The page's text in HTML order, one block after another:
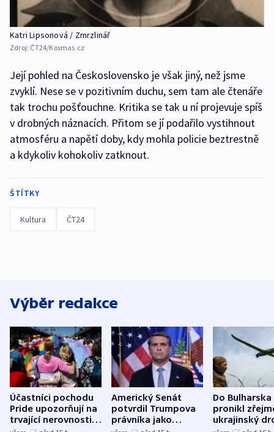
Katri Lipsonová / Zmrzlinář
Zdroj: ČT24/Kosmas.cz
Její pohled na Československo je však jiný, než jsme
zvyklí. Nese se v pozitivním duchu, sem tam ale čtenáře
tak trochu pošťouchne. Kritika se tak u ní projevuje spíš
v drobných náznacích. Přitom se jí podařilo vystihnout
atmosféru a napětí doby, kdy mohla policie beztrestně
a kdykoliv kohokoliv zatknout.
ŠTÍTKY
Kultura ČT24
Výběr redakce
Účastníci pochodu
Pride upozorňují na
trvající nerovnosti i
Americký Senát
potvrdil Trumpova
právníka jako
Do Bulharska
pronikl
ukrajinský